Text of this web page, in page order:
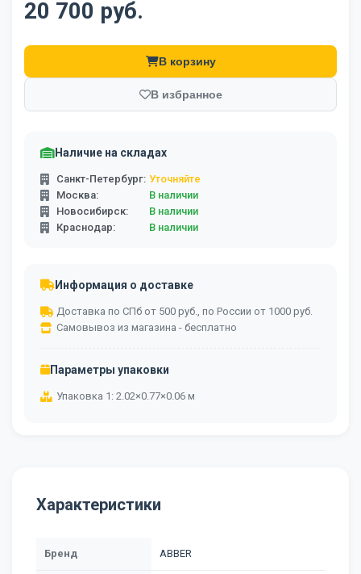
20 700 руб.
В корзину
В избранное
Наличие на складах
Санкт-Петербург: Уточняйте
Москва:
В наличии
Новосибирск:
В наличии
Краснодар:
В наличии
Информация о доставке
Доставка по СПб от 500 руб., по России от 1000 руб.
Самовывоз из магазина - бесплатно
Параметры упаковки
Упаковка 1: 2.02×0.77×0.06 м
Характеристики
Бренд ABBER